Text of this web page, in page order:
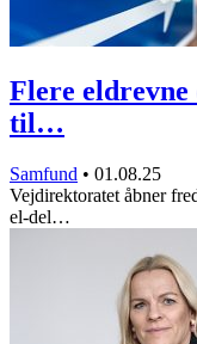
Flere eldrevne
til…
Samfund • 01.08.25
Vejdirektoratet åbner
el-del…